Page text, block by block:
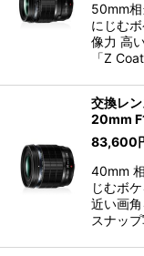
50mm相
にじむ
像力 高
「Z
交換レ
20mm
83,600
40mm
じむボ
近い画
スナッ